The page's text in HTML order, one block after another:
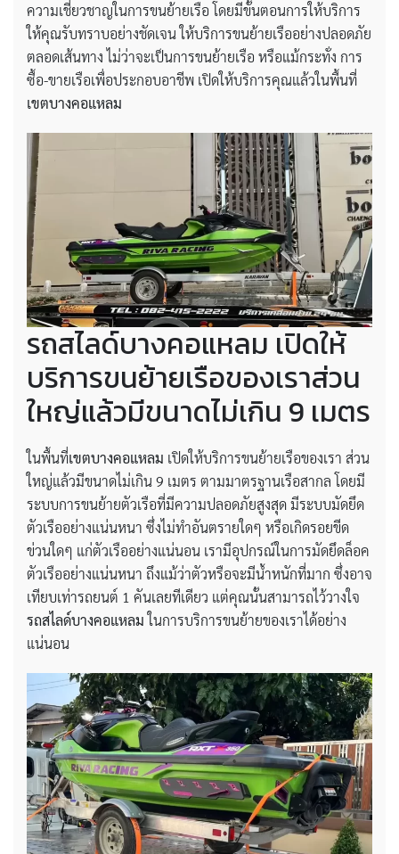
ความเชี่ยวชาญในการขนย้ายเรือ โดยมีขั้นตอนการให้บริการ
ให้คุณรับทราบอย่างชัดเจน ให้บริการขนย้ายเรืออย่างปลอดภัย
ตลอดเส้นทาง ไม่ว่าจะเป็นการขนย้ายเรือ หรือแม้กระทั่ง การ
ซื้อ-ขายเรือเพื่อประกอบอาชีพ เปิดให้บริการคุณแล้วในพื้นที่
เขตบางคอแหลม
รถสไลด์บางคอแหลม เปิดให้
บริการขนย้ายเรือของเราส่วน
ใหญ่แล้วมีขนาดไม่เกิน 9 เมตร
ในพื้นที่เขตบางคอแหลม เปิดให้บริการขนย้ายเรือของเรา ส่วน
ใหญ่แล้วมีขนาดไม่เกิน 9 เมตร ตามมาตรฐานเรือสากล โดยมี
ระบบการขนย้ายตัวเรือที่มีความปลอดภัยสูงสุด มีระบบมัดยึด
ตัวเรืออย่างแน่นหนา ซึ่งไม่ทำอันตรายใดๆ หรือเกิดรอยขีด
ข่วนใดๆ แก่ตัวเรืออย่างแน่นอน เรามีอุปกรณ์ในการมัดยึดล็อค
ตัวเรืออย่างแน่นหนา ถึงแม้ว่าตัวหรือจะมีน้ำหนักที่มาก ซึ่งอาจ
เทียบเท่ารถยนต์ 1 คันเลยทีเดียว แต่คุณนั้นสามารถไว้วางใจ
รถสไลด์บางคอแหลมในการบริการขนย้ายของเราได้อย่าง
แน่นอน